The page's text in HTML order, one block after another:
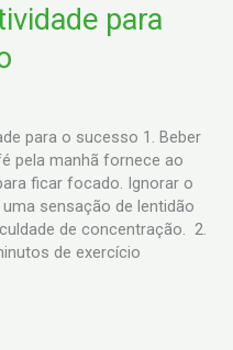
para
para o sucesso 1. Beber
pela manhã fornece ao
ficar focado. Ignorar o
sensação de lentidão
de concentração. 2.
de exercício